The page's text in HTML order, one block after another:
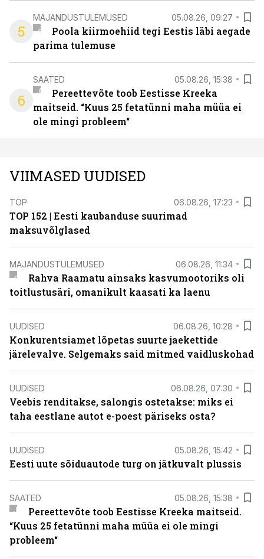
5
MAJANDUSTULEMUSED 05.08.26, 09:27
Poola kiirmoehiid tegi Eestis läbi aegade
parima tulemuse
6
SAATED 05.08.26, 15:38
Pereettevõte toob Eestisse Kreeka
maitseid. “Kuus 25 fetatünni maha müüa ei
ole mingi probleem“
VIIMASED UUDISED
TOP 06.08.26, 17:23
TOP 152 | Eesti kaubanduse suurimad
maksuvõlglased
MAJANDUSTULEMUSED 06.08.26, 11:34
Rahva Raamatu ainsaks kasvumootoriks oli
toitlustusäri, omanikult kaasati ka laenu
UUDISED 06.08.26, 10:28
Konkurentsiamet lõpetas suurte jaekettide
järelevalve. Selgemaks said mitmed vaidluskohad
UUDISED 06.08.26, 07:30
Veebis renditakse, salongis ostetakse: miks ei
taha eestlane autot e-poest päriseks osta?
UUDISED 05.08.26, 15:42
Eesti uute sõiduautode turg on jätkuvalt plussis
SAATED 05.08.26, 15:38
Pereettevõte toob Eestisse Kreeka maitseid.
“Kuus 25 fetatünni maha müüa ei ole mingi
probleem“